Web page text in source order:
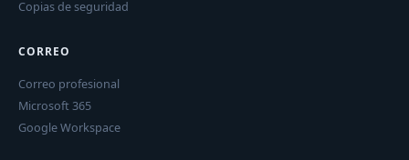
Copias de seguridad
CORREO
Correo profesional
Microsoft 365
Google Workspace